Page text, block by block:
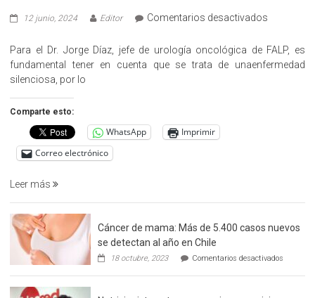
12 junio, 2024 Editor Comentarios desactivados
Cargo»,
promueve
Para el Dr. Jorge Díaz, jefe de urología oncológica de FALP, es
fundamental tener en cuenta que se trata de unaenfermedad
silenciosa, por lo
Comparte esto:
WhatsApp
Imprimir
Correo electrónico
Leer más
Cáncer de mama: Más de 5.400 casos nuevos
se detectan al año en Chile
18 octubre, 2023 Comentarios desactivados
de